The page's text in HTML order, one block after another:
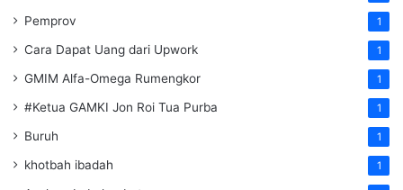
Pemprov 1
Cara Dapat Uang dari Upwork 1
GMIM Alfa-Omega Rumengkor 1
#Ketua GAMKI Jon Roi Tua Purba 1
Buruh 1
khotbah ibadah 1